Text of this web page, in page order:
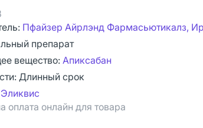
Пфайзер Айрлэнд Фармасьютикалз,
препарат
вещество: Апиксабан
Длинный срок
оплата онлайн для товара